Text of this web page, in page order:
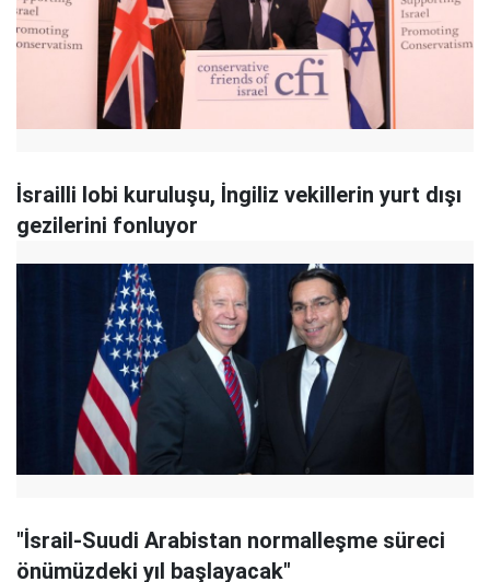
İsrailli lobi kuruluşu, İngiliz vekillerin yurt dışı
gezilerini fonluyor
"İsrail-Suudi Arabistan normalleşme süreci
önümüzdeki yıl başlayacak"